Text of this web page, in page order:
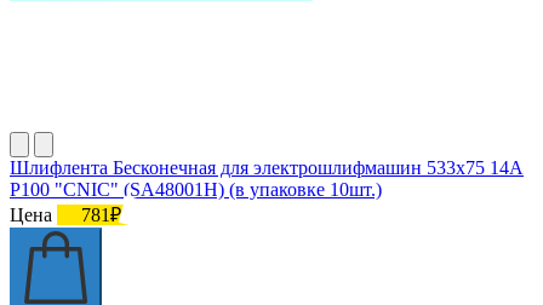
Шлифлента Бесконечная для электрошлифмашин 533х75 14А
Р100 "CNIC" (SA48001H) (в упаковке 10шт.)
Цена
781₽